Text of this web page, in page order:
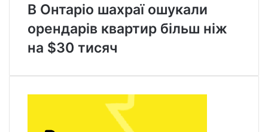
В Онтаріо шахраї ошукали
орендарів квартир більш ніж
на $30 тисяч